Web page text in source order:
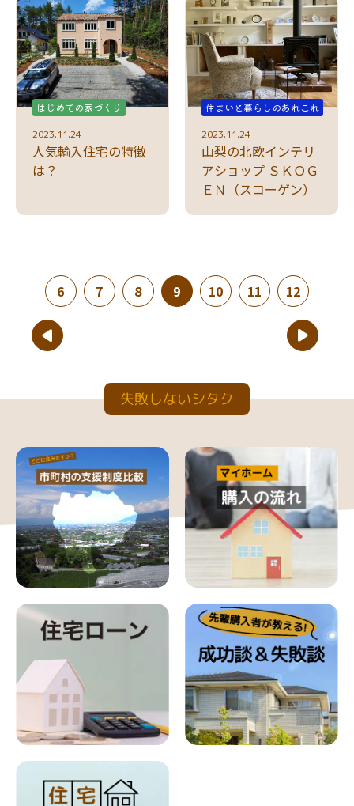
はじめての家づくり
2023.11.24
人気輸入住宅の特徴
は？
住まいと暮らしのあれこれ
2023.11.24
山梨の北欧インテリ
アショップ ＳＫＯＧ
ＥＮ（スコーゲン）
6 7 8 9
(現在のページ)
10 11 12
失敗しないシタク